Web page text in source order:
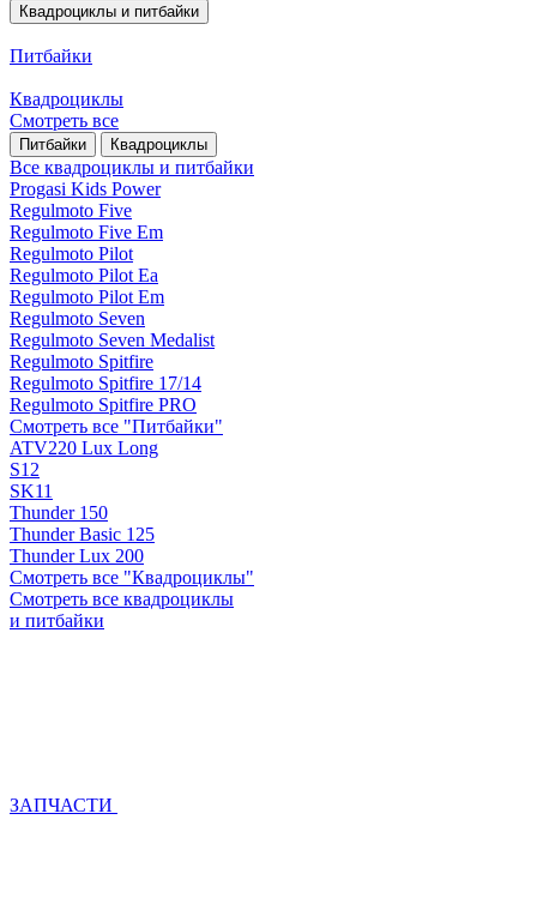
Квадроциклы и питбайки
Питбайки
Квадроциклы
Смотреть все
Питбайки Квадроциклы
Все квадроциклы и питбайки
Progasi Kids Power
Regulmoto Five
Regulmoto Five Em
Regulmoto Pilot
Regulmoto Pilot Ea
Regulmoto Pilot Em
Regulmoto Seven
Regulmoto Seven Medalist
Regulmoto Spitfire
Regulmoto Spitfire 17/14
Regulmoto Spitfire PRO
Смотреть все "Питбайки"
ATV220 Lux Long
S12
SK11
Thunder 150
Thunder Basic 125
Thunder Lux 200
Смотреть все "Квадроциклы"
Смотреть все квадроциклы
и питбайки
ЗАПЧАСТИ